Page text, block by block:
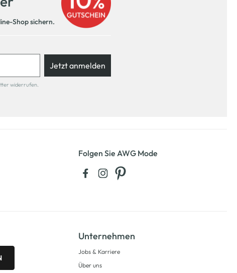
Shop sichern.
Jetzt anmelden
widerrufen.
Folgen Sie AWG Mode
Unternehmen
Jobs & Karriere
Über uns